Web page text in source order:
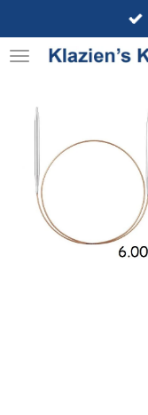
direct
naar
hoofdinhoud